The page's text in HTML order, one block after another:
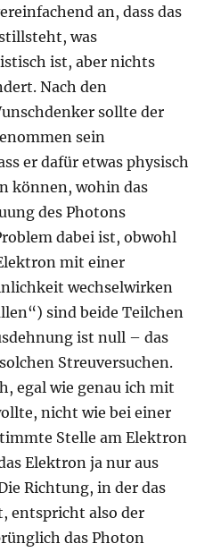
an, dass das
was
ist, aber nichts
Nach den
sollte der
sein
er dafür etwas physisch
können, wohin das
des Photons
dabei ist, obwohl
mit einer
wechselwirken
sind beide Teilchen
ist null – das
Streuversuchen.
egal wie genau ich mit
nicht wie bei einer
Stelle am Elektron
Elektron ja nur aus
Richtung, in der das
entspricht also der
das Photon